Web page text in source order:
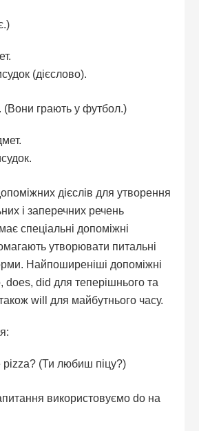
(дієслово).
грають у футбол.)
дієслів для утворення
і заперечних речень
спеціальні допоміжні
утворювати питальні
Найпоширеніші допоміжні
does, did для теперішнього та
will для майбутнього часу.
pizza? (Ти любиш піцу?)
використовуємо do на